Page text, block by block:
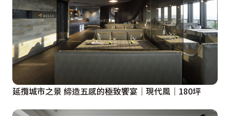
延攬城市之景 締造五感的極致饗宴｜現代風｜180坪